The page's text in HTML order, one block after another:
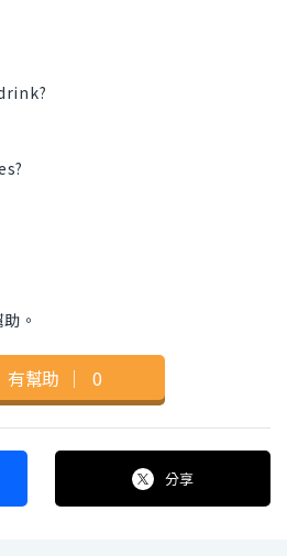
。
有幫助 ｜ 0
分享